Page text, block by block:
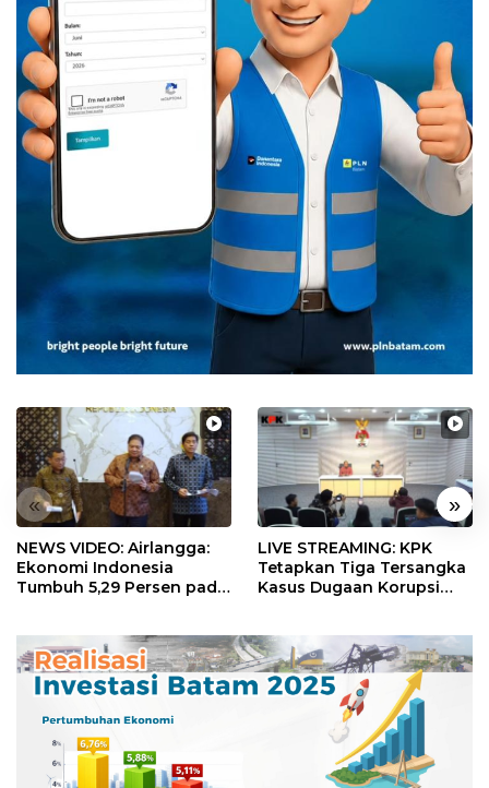
« »
NEWS VIDEO: Airlangga:
Ekonomi Indonesia
Tumbuh 5,29 Persen pada
LIVE STREAMING: KPK
Tetapkan Tiga Tersangka
Kasus Dugaan Korupsi